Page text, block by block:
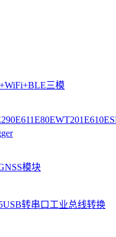
三模
E611E80EWT201E610
模块
USB转串口 工业总线转换